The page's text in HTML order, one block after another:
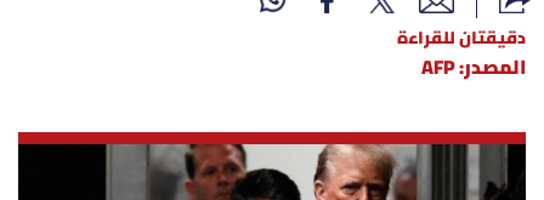
الغلاف
محليات
دقيقتان للقراءة
المصدر: AFP